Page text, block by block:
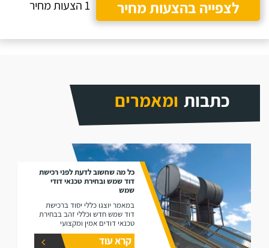
לצפייה בהצעות מחיר
1 הצעות מחיר
כתבות ומאמרים
כל מה שחשוב לדעת לפני רכישת
דוד שמש ובחירת טכנאי דודי
שמש
במאמר יוצגו כללי יסוד ברכישת
דוד שמש חדש וכללי זהב בבחירת
טכנאי דודים אמין ומקצועי
קרא עוד